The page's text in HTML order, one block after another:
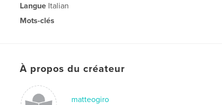
Langue Italian
Mots-clés
À propos du créateur
matteogiro